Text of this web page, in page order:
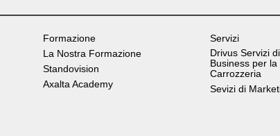
Formazione
La Nostra Formazione
Standovision
Axalta Academy
Servizi
Drivus Servizi di
Business per la
Carrozzeria
Sevizi di